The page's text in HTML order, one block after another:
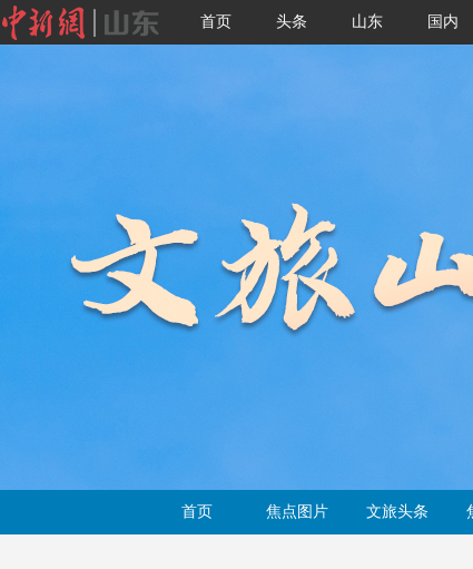
首页 头条 山东 国内
首页 焦点图片 文旅头条